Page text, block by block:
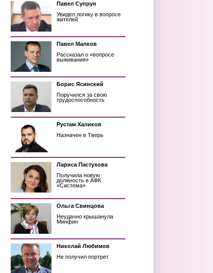
Павел Супрун
Увидел логику в вопросе
жителей
Павел Малков
Рассказал о «вопросе
выживания»
Борис Ясинский
Поручился за свою
трудоспособность
Рустам Халиков
Назначен в Тверь
Лариса Пастухова
Получила новую
должность в АФК
«Система»
Ольга Свинцова
Неудачно крышанула
Минфин
Николай Любимов
Не получил портрет